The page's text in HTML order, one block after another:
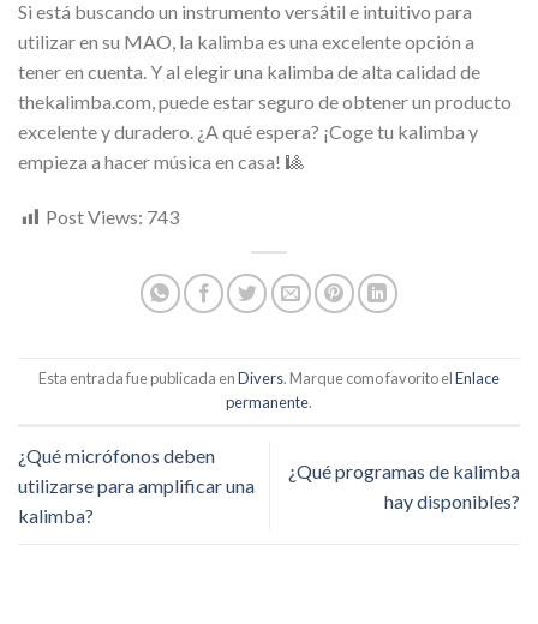
Si está buscando un instrumento versátil e intuitivo para
utilizar en su MAO, la kalimba es una excelente opción a
tener en cuenta. Y al elegir una kalimba de alta calidad de
thekalimba.com, puede estar seguro de obtener un producto
excelente y duradero. ¿A qué espera? ¡Coge tu kalimba y
empieza a hacer música en casa! 🎱
Post Views: 743
Esta entrada fue publicada enDivers. Marque como favorito elEnlace
permanente.
¿Qué micrófonos deben
utilizarse para amplificar una
kalimba?
¿Qué programas de kalimba
hay disponibles?